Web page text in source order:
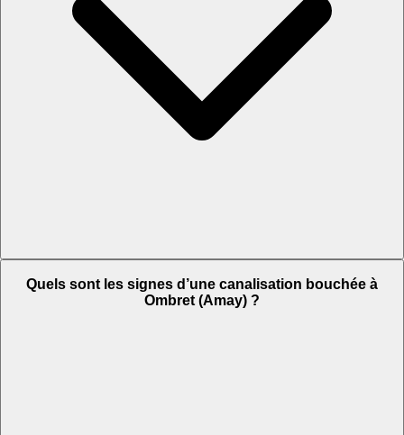
Quels sont les signes d’une canalisation bouchée à
Ombret (Amay) ?